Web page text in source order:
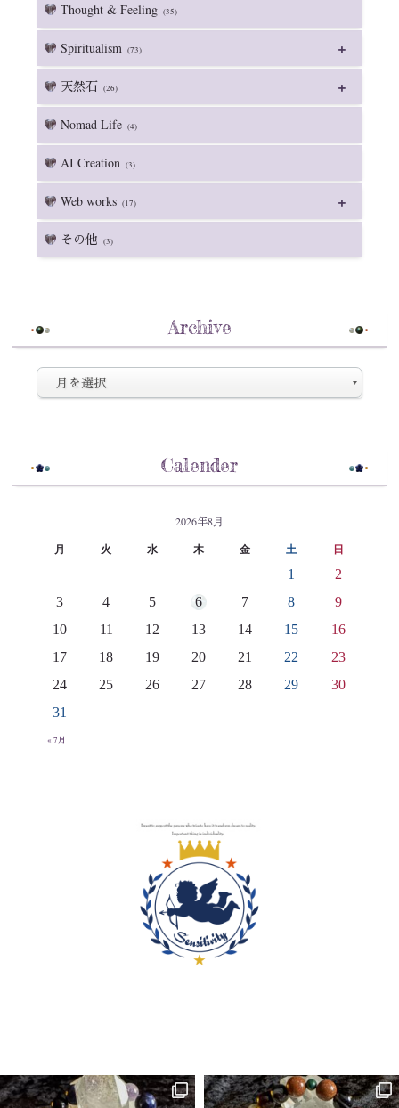
Thought & Feeling (35)
Spiritualism (73)
天然石 (26)
Nomad Life (4)
AI Creation (3)
Web works (17)
その他 (3)
Archive
Calender
2026年8月
月 火 水 木 金 土
日
1
2
3
4 5 6 7 8
9
10
11 12 13 14 15
16
17
18 19 20 21 22
23
24
25 26 27 28 29
30
31
« 7月